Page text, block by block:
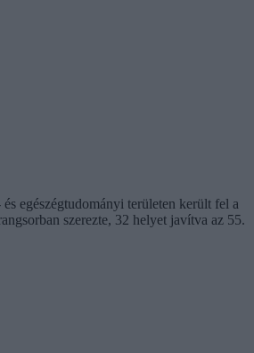
egészégtudományi területen került fel a
szerezte, 32 helyet javítva az 55.